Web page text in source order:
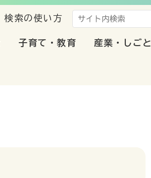
子育て・教育 産業・しごと
検索の使い方